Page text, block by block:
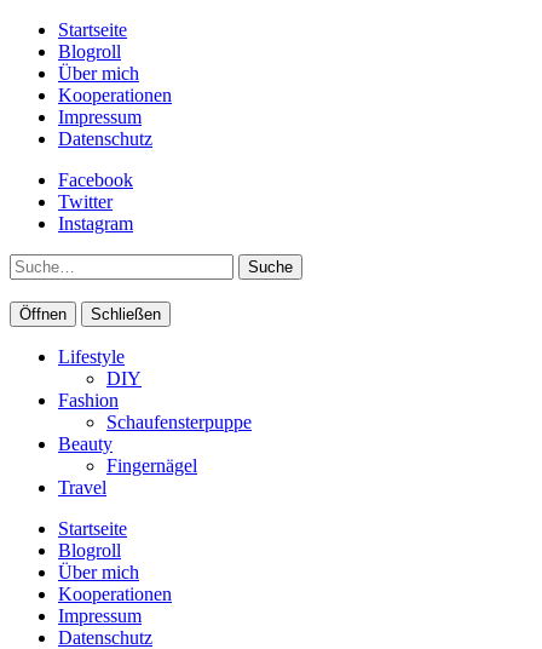
Startseite
Blogroll
Über mich
Kooperationen
Impressum
Datenschutz
Facebook
Twitter
Instagram
Suche
Öffnen Schließen
Lifestyle
DIY
Fashion
Schaufensterpuppe
Beauty
Fingernägel
Travel
Startseite
Blogroll
Über mich
Kooperationen
Impressum
Datenschutz